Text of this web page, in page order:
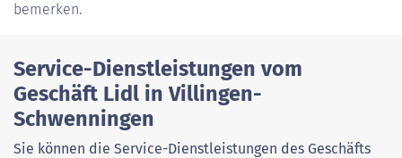
bemerken.
Service-Dienstleistungen vom
Geschäft Lidl in Villingen-
Schwenningen
Sie können die Service-Dienstleistungen des Geschäfts